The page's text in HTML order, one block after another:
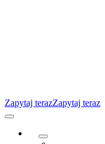
Zapytaj terazZapytaj teraz
Przełącz